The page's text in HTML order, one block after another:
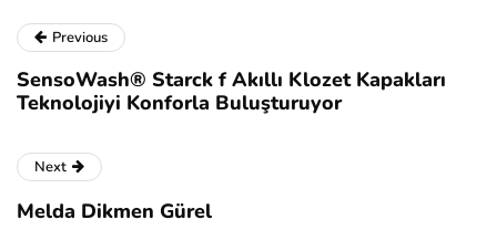
Previous
SensoWash® Starck f Akıllı Klozet Kapakları
Teknolojiyi Konforla Buluşturuyor
Next
Melda Dikmen Gürel